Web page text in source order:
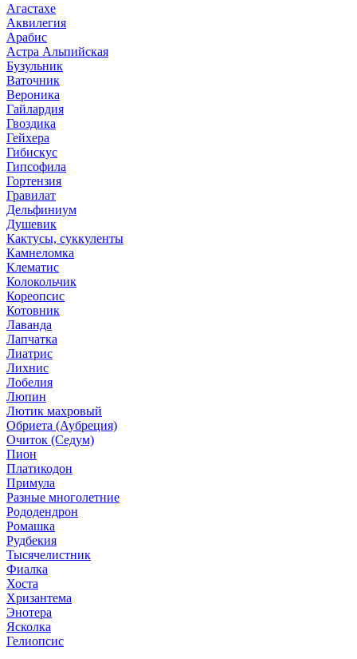
Агастахе
Аквилегия
Арабис
Астра Альпийская
Бузульник
Ваточник
Вероника
Гайлардия
Гвоздика
Гейхера
Гибискус
Гипсофила
Гортензия
Гравилат
Дельфиниум
Душевик
Кактусы, суккуленты
Камнеломка
Клематис
Колокольчик
Кореопсис
Котовник
Лаванда
Лапчатка
Лиатрис
Лихнис
Лобелия
Люпин
Лютик махровый
Обриета (Аубреция)
Очиток (Седум)
Пион
Платикодон
Примула
Разные многолетние
Рододендрон
Ромашка
Рудбекия
Тысячелистник
Фиалка
Хоста
Хризантема
Энотера
Ясколка
Гелиопсис